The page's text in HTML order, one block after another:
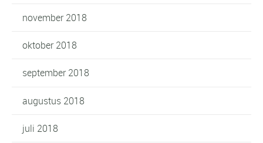
november 2018
oktober 2018
september 2018
augustus 2018
juli 2018